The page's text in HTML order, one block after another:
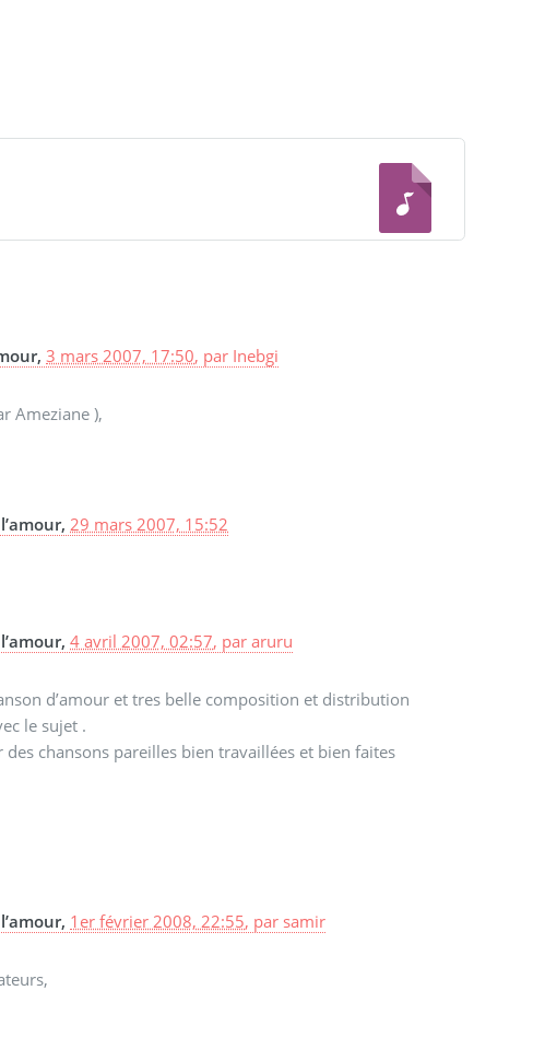
3 mars 2007, 17:50, par Inebgi
Ameziane ),
29 mars 2007, 15:52
4 avril 2007, 02:57, pararuru
d’amour et tres belle composition et distribution
le sujet .
chansons pareilles bien travaillées et bien faites
1er février 2008, 22:55, par samir